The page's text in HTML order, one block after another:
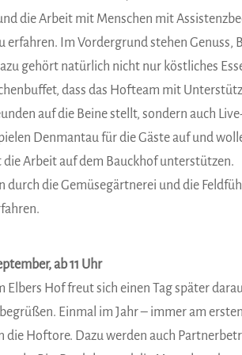
die Arbeit mit Menschen mit
erfahren. Im Vordergrund stehen Genuss,
gehört natürlich nicht nur köstliches
dass das Hofteam mit
auf die Beine stellt, sondern auch
Denmantau für die Gäste auf und
Arbeit auf dem Bauckhof unterstützen.
durch die Gemüsegärtnerei und die
ab 11 Uhr
Elbers Hof freut sich einen Tag später
Einmal im Jahr – immer am
die Hoftore. Dazu werden auch